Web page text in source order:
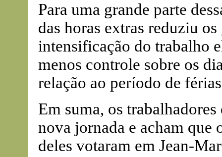
Para uma grande parte
das horas extras reduziu
intensificação do trabalho
menos controle sobre os
relação ao período de
Em suma, os
nova jornada e acham
deles votaram em Jean-